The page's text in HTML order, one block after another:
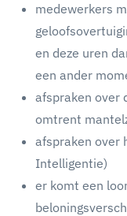
medewerkers
en deze uren
een ander
afspraken over
omtrent
afspraken over
Intelligentie)
er komt een